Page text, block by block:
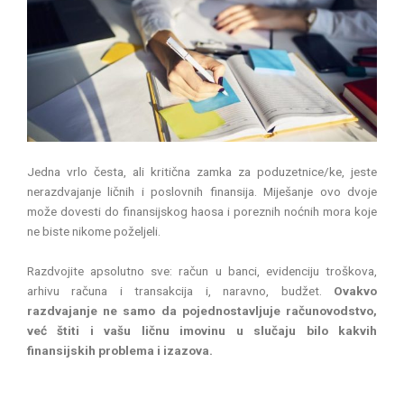
Jedna vrlo česta, ali kritična zamka za poduzetnice/ke, jeste
nerazdvajanje ličnih i poslovnih finansija. Miješanje ovo dvoje
može dovesti do finansijskog haosa i poreznih noćnih mora koje
ne biste nikome poželjeli.
Razdvojite apsolutno sve: račun u banci, evidenciju troškova,
arhivu računa i transakcija i, naravno, budžet. Ovakvo
razdvajanje ne samo da pojednostavljuje računovodstvo,
već štiti i vašu ličnu imovinu u slučaju bilo kakvih
finansijskih problema i izazova.